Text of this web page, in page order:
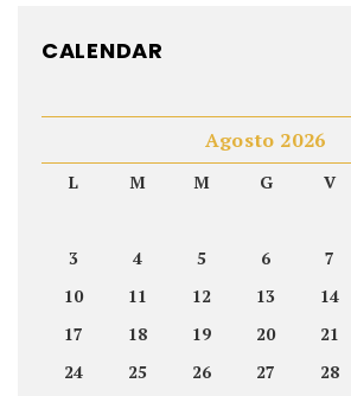
CALENDAR
Agosto 2026
L M M G V
3
4 5 6 7
10
11 12 13 14
17
18 19 20 21
24
25 26 27 28